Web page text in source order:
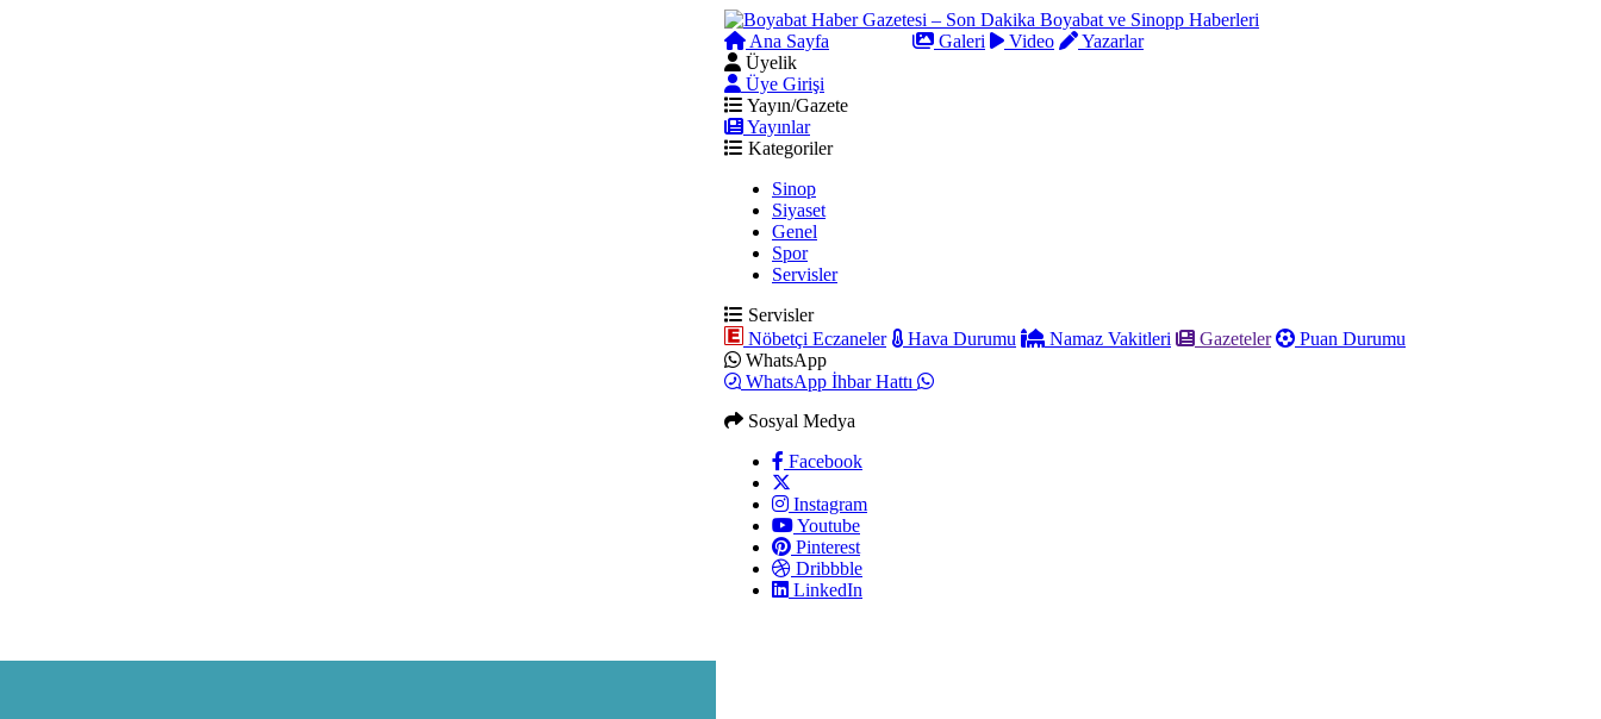
Ana Sayfa Galeri Video
Yazarlar
Üyelik
Üye Girişi
Yayın/Gazete
Yayınlar
Kategoriler
Sinop
Siyaset
Genel
Spor
Servisler
Servisler
Nöbetçi Eczaneler
Hava Durumu Namaz Vakitleri Gazeteler
Puan Durumu
WhatsApp
WhatsApp İhbar Hattı
Sosyal Medya
Facebook
Instagram
Youtube
Pinterest
Dribbble
LinkedIn